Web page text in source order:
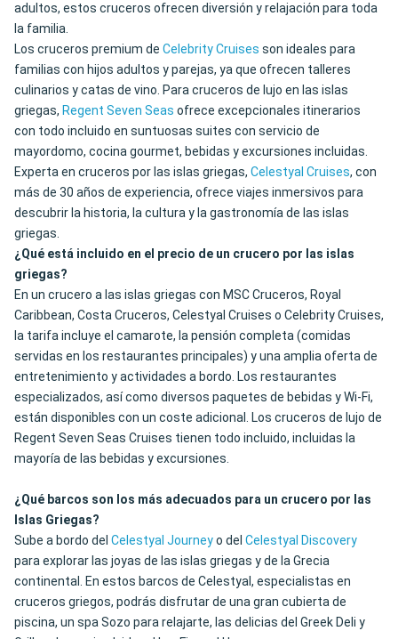
adultos, estos cruceros ofrecen diversión y relajación para toda
la familia.
Los cruceros premium de Celebrity Cruises son ideales para
familias con hijos adultos y parejas, ya que ofrecen talleres
culinarios y catas de vino. Para cruceros de lujo en las islas
griegas, Regent Seven Seas ofrece excepcionales itinerarios
con todo incluido en suntuosas suites con servicio de
mayordomo, cocina gourmet, bebidas y excursiones incluidas.
Experta en cruceros por las islas griegas, Celestyal Cruises, con
más de 30 años de experiencia, ofrece viajes inmersivos para
descubrir la historia, la cultura y la gastronomía de las islas
griegas.
¿Qué está incluido en el precio de un crucero por las islas
griegas?
En un crucero a las islas griegas con MSC Cruceros, Royal
Caribbean, Costa Cruceros, Celestyal Cruises o Celebrity Cruises,
la tarifa incluye el camarote, la pensión completa (comidas
servidas en los restaurantes principales) y una amplia oferta de
entretenimiento y actividades a bordo. Los restaurantes
especializados, así como diversos paquetes de bebidas y Wi-Fi,
están disponibles con un coste adicional. Los cruceros de lujo de
Regent Seven Seas Cruises tienen todo incluido, incluidas la
mayoría de las bebidas y excursiones.
¿Qué barcos son los más adecuados para un crucero por las
Islas Griegas?
Sube a bordo del Celestyal Journeyo del Celestyal Discovery
para explorar las joyas de las islas griegas y de la Grecia
continental. En estos barcos de Celestyal, especialistas en
cruceros griegos, podrás disfrutar de una gran cubierta de
piscina, un spa Sozo para relajarte, las delicias del Greek Deli y